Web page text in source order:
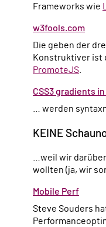
Frameworks wie
w3fools.com
Die geben der dreckigen w3schools.com Saures.
Konstruktiver ist
PromoteJS
CSS3 gradients
… werden
KEINE
…weil wir
wollten (ja, wir
Mobile Perf
Steve Souders hat 2011 zu seinem Jahr der mobilen